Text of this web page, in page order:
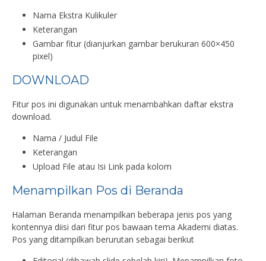
Nama Ekstra Kulikuler
Keterangan
Gambar fitur (dianjurkan gambar berukuran 600×450
pixel)
DOWNLOAD
Fitur pos ini digunakan untuk menambahkan daftar ekstra
download.
Nama / Judul File
Keterangan
Upload File atau Isi Link pada kolom
Menampilkan Pos di Beranda
Halaman Beranda menampilkan beberapa jenis pos yang
kontennya diisi dari fitur pos bawaan tema Akademi diatas.
Pos yang ditampilkan berurutan sebagai berikut